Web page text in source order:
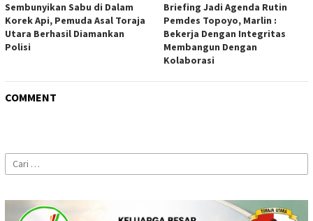
Sembunyikan Sabu di Dalam
Korek Api, Pemuda Asal Toraja
Utara Berhasil Diamankan
Polisi
Briefing Jadi Agenda Rutin
Pemdes Topoyo, Marlin :
Bekerja Dengan Integritas
Membangun Dengan
Kolaborasi
COMMENT
Cari
untuk: